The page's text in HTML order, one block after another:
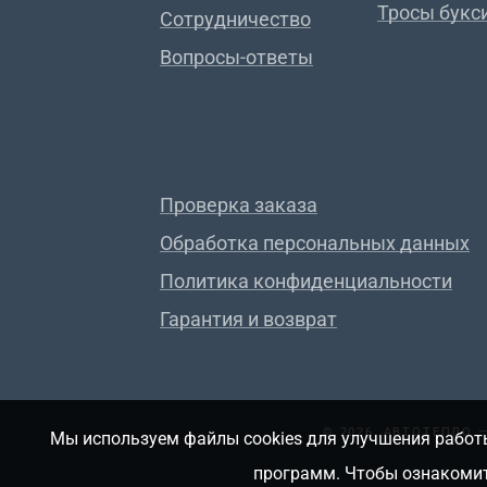
Сотрудничество
Вопросы-ответы
Тросы
Проверка заказа
Обработка персональных данных
Политика конфиденциальности
Гарантия и возврат
© 2026, АВТОТЕПЛО
Мы используем файлы cookies для улучшения
программ. Чтобы